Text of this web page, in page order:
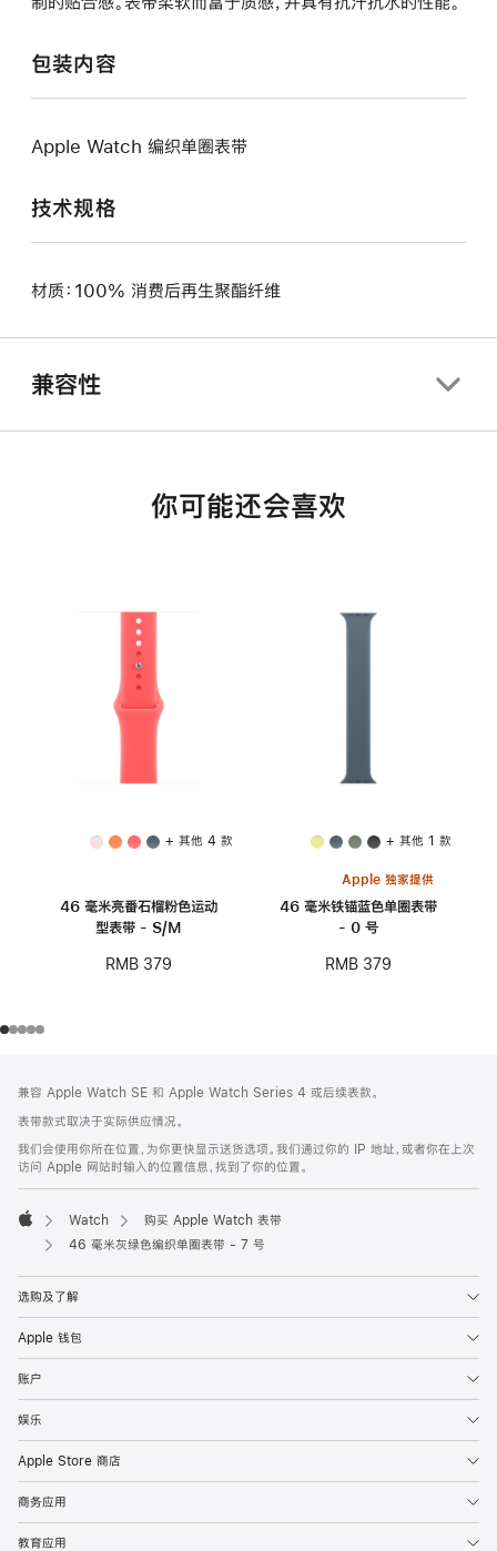
包装内容
Apple Watch 编织单圈表带
技术规格
材质：100% 消费后再生聚酯纤维
兼容性
你可能还会喜欢
+ 其他 4 款
46 毫米亮番石榴粉色运动
型表带 - S/M
RMB 379
+ 其他 1 款
Apple 独家提供
46 毫米铁锚蓝色单圈表带
- 0 号
RMB 379
页
页
脚
注
兼容 Apple Watch SE 和 Apple Watch Series 4 或后续表款。
表带款式取决于实际供应情况。
我们会使用你所在位置，为你更快显示送货选项。我们通过你的 IP 地址，或者你在上次
访问 Apple 网站时输入的位置信息，找到了你的位置。
Apple
Watch
购买 Apple Watch 表带
46 毫米灰绿色编织单圈表带 - 7 号
选购及了解
Apple 钱包
账户
娱乐
Apple Store 商店
商务应用
教育应用